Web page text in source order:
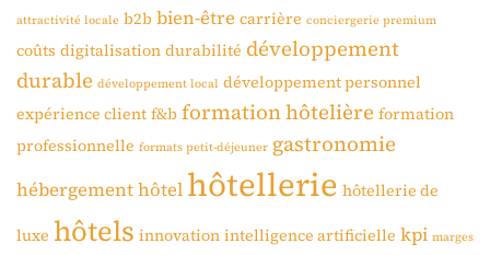
attractivité locale b2b bien-être carrière conciergerie premium
coûts digitalisation durabilité développement
durable développement local développement personnel
expérience client f&b formation hôtelière formation
professionnelle formats petit-déjeuner gastronomie
hébergementhôtel hôtellerie hôtellerie de
luxe hôtels innovation intelligence artificielle kpi marges